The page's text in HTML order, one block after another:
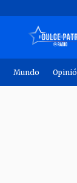
Mundo